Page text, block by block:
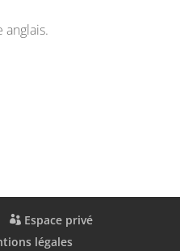
Espace privé
légales